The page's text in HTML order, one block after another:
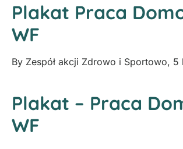
Plakat Praca
WF
By Zespół akcji Zdrowo i Sportowo, 5
Plakat – Praca
WF